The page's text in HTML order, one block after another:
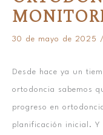
30 de mayo de 2025
Desde hace ya un
ortodoncia sabemos
progreso en
planificación inicial. Y